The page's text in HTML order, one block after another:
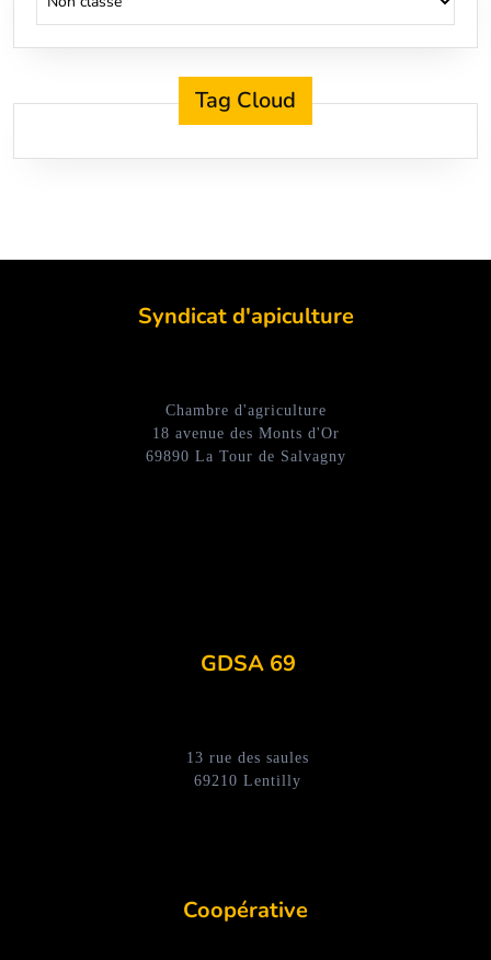
Tag Cloud
Syndicat d'apiculture
Chambre d'agriculture
18 avenue des Monts d'Or
69890 La Tour de Salvagny
GDSA 69
13 rue des saules
69210 Lentilly
Coopérative